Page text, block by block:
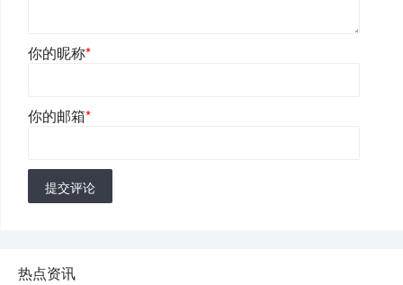
你的昵称*
你的邮箱*
提交评论
热点资讯